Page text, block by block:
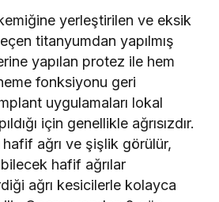
yerleştirilen ve eksik
titanyumdan yapılmış
yapılan protez ile hem
fonksiyonu geri
uygulamaları lokal
için genellikle ağrısızdır.
ağrı ve şişlik görülür,
hafif ağrılar
ağrı kesicilerle kolayca